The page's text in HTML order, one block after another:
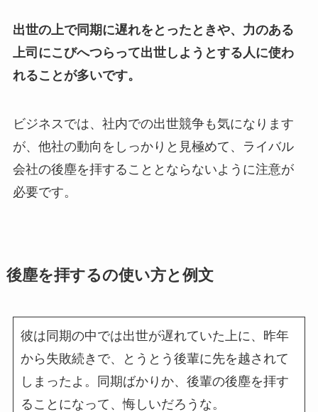
出世の上で同期に遅れをとったときや、力のある
上司にこびへつらって出世しようとする人に使わ
れることが多いです。
ビジネスでは、社内での出世競争も気になります
が、他社の動向をしっかりと見極めて、ライバル
会社の後塵を拝することとならないように注意が
必要です。
後塵を拝するの使い方と例文
彼は同期の中では出世が遅れていた上に、昨年
から失敗続きで、とうとう後輩に先を越されて
しまったよ。同期ばかりか、後輩の後塵を拝す
ることになって、悔しいだろうな。